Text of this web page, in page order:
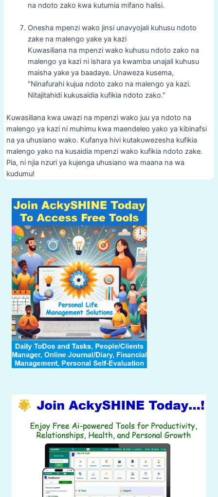
na ndoto zako kwa kutumia mifano halisi.
Onesha mpenzi wako jinsi unavyojali kuhusu ndoto
zake na malengo yake ya kazi
Kuwasiliana na mpenzi wako kuhusu ndoto zako na
malengo ya kazi ni ishara ya kwamba unajali kuhusu
maisha yake ya baadaye. Unaweza kusema,
"Ninafurahi kujua ndoto zako na malengo ya kazi.
Nitajitahidi kukusaidia kufikia ndoto zako."
Kuwasiliana kwa uwazi na mpenzi wako juu ya ndoto na
malengo ya kazi ni muhimu kwa maendeleo yako ya kibinafsi
na ya uhusiano wako. Kufanya hivi kutakuwezesha kufikia
malengo yako na kusaidia mpenzi wako kufikia ndoto zake.
Pia, ni njia nzuri ya kujenga uhusiano wa maana na wa
kudumu!
navigation